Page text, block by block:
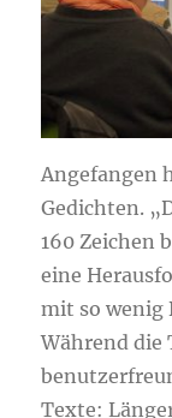
Angefangen
Gedichten.
160 Zeichen
eine
mit so wenig
Während die
Texte: